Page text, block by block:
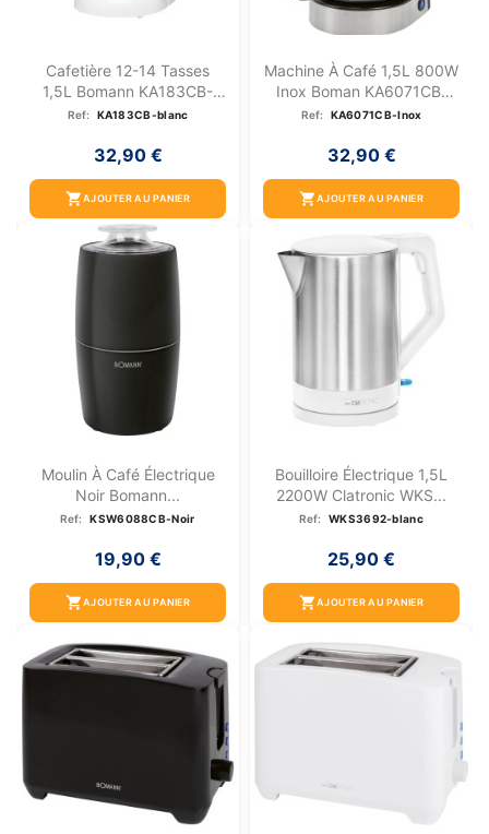
Cafetière 12-14 Tasses
1,5L Bomann KA183CB-
Blanc
Ref: KA183CB-blanc
32,90 €
shopping_cartAJOUTER AU PANIER
Machine À Café 1,5L 800W
Inox Boman KA6071CB-
Inox
Ref: KA6071CB-Inox
32,90 €
shopping_cartAJOUTER AU PANIER
Moulin À Café Électrique
Noir Bomann...
Ref: KSW6088CB-Noir
19,90 €
shopping_cartAJOUTER AU PANIER
Bouilloire Électrique 1,5L
2200W Clatronic WKS...
Ref: WKS3692-blanc
25,90 €
shopping_cartAJOUTER AU PANIER